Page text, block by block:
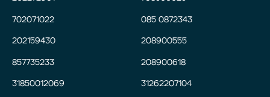
702071022
202159430
857735233
31850012069
085 0872343
208900555
208900618
31262207104